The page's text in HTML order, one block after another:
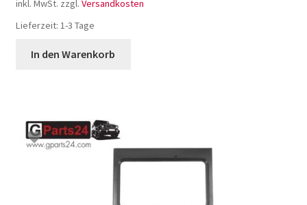
inkl. MwSt. zzgl. Versandkosten
Lieferzeit: 1-3 Tage
In den Warenkorb